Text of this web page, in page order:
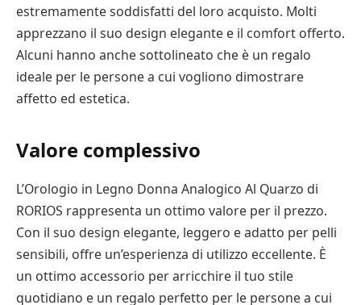
estremamente soddisfatti del loro acquisto. Molti
apprezzano il suo design elegante e il comfort offerto.
Alcuni hanno anche sottolineato che è un regalo
ideale per le persone a cui vogliono dimostrare
affetto ed estetica.
Valore complessivo
L’Orologio in Legno Donna Analogico Al Quarzo di
RORIOS rappresenta un ottimo valore per il prezzo.
Con il suo design elegante, leggero e adatto per pelli
sensibili, offre un’esperienza di utilizzo eccellente. È
un ottimo accessorio per arricchire il tuo stile
quotidiano e un regalo perfetto per le persone a cui